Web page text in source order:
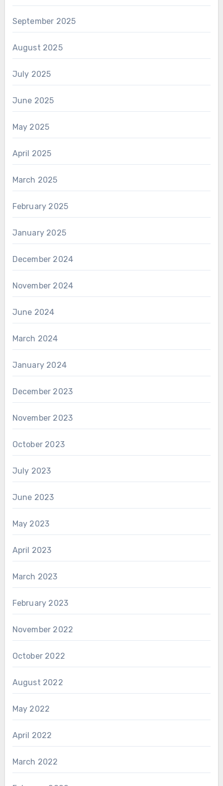
September 2025
August 2025
July 2025
June 2025
May 2025
April 2025
March 2025
February 2025
January 2025
December 2024
November 2024
June 2024
March 2024
January 2024
December 2023
November 2023
October 2023
July 2023
June 2023
May 2023
April 2023
March 2023
February 2023
November 2022
October 2022
August 2022
May 2022
April 2022
March 2022